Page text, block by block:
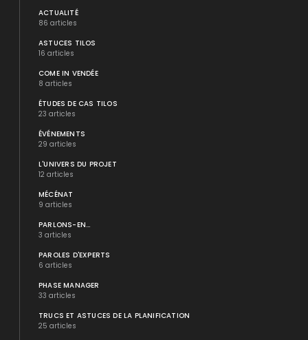
ACTUALITÉ
86 articles
ASTUCES TILOS
16 articles
COME IN VENDÉE
8 articles
ÉTUDES DE CAS TILOS
23 articles
ÉVÉNEMENTS
29 articles
L'UNIVERS DU PROJET
12 articles
MÉCÉNAT
9 articles
PARLONS-EN...
3 articles
PAROLES D'EXPERTS
6 articles
PHASE MANAGER
33 articles
TRUCS ET ASTUCES DE LA PLANIFICATION
25 articles